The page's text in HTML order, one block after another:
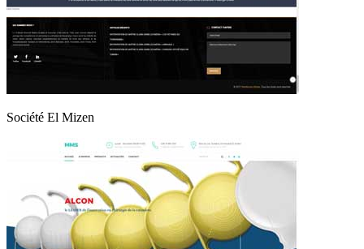
Société El Mizen